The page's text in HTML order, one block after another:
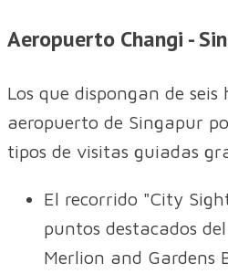
Aeropuerto Changi -
Los que dispongan de
aeropuerto de Singapur
tipos de visitas guiadas
El recorrido "City
puntos destacados
Merlion and Gardens